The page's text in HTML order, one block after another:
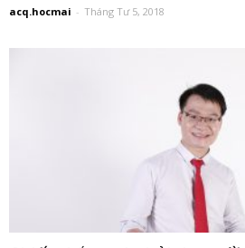
acq.hocmai - Tháng Tư 5, 2018